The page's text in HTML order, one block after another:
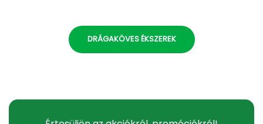
DRÁGAKÖVES ÉKSZEREK